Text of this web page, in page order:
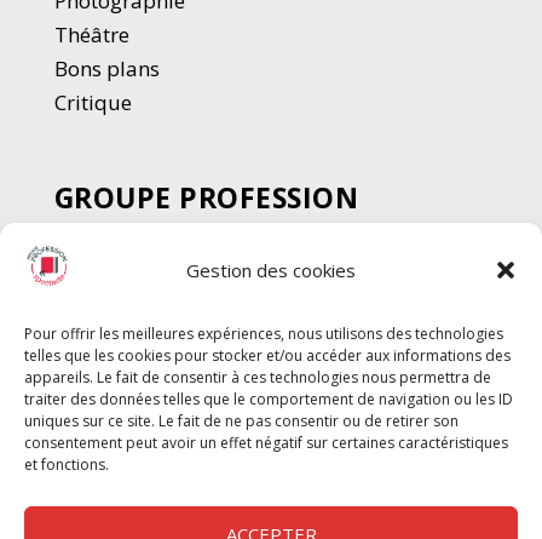
Gestion des cookies
Pour offrir les meilleures expériences, nous utilisons des technologies
telles que les cookies pour stocker et/ou accéder aux informations des
appareils. Le fait de consentir à ces technologies nous permettra de
traiter des données telles que le comportement de navigation ou les ID
uniques sur ce site. Le fait de ne pas consentir ou de retirer son
consentement peut avoir un effet négatif sur certaines caractéristiques
et fonctions.
ACCEPTER
Théâtre
Bons plans
Critique
GROUPE PROFESSION
SPECTACLE
Chèque Intermittents
Chèque Compta
Chèque Emploi Spectacle
G-Pods
Profession Audio-visuel